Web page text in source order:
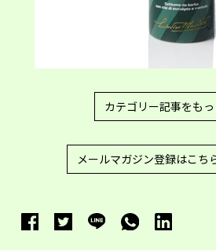
カテゴリー記事をも
メールマガジン登録はこち